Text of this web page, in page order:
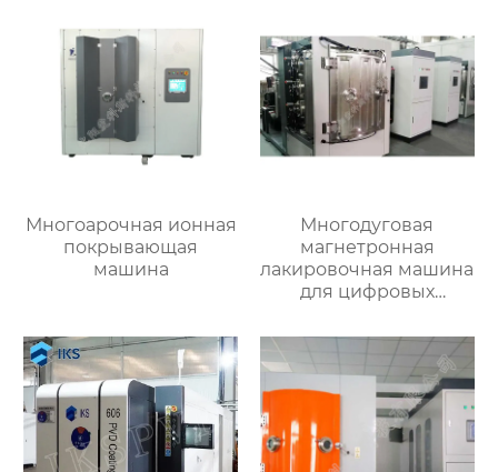
Многоарочная ионная
покрывающая
машина
Многодуговая
магнетронная
лакировочная машина
для цифровых